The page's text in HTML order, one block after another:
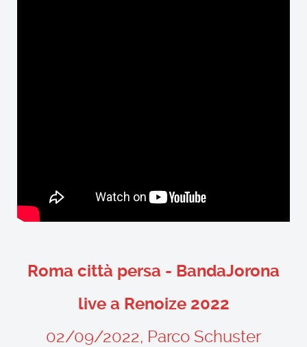
Roma città persa - BandaJorona
live a Renoize 2022
02/09/2022, Parco Schuster